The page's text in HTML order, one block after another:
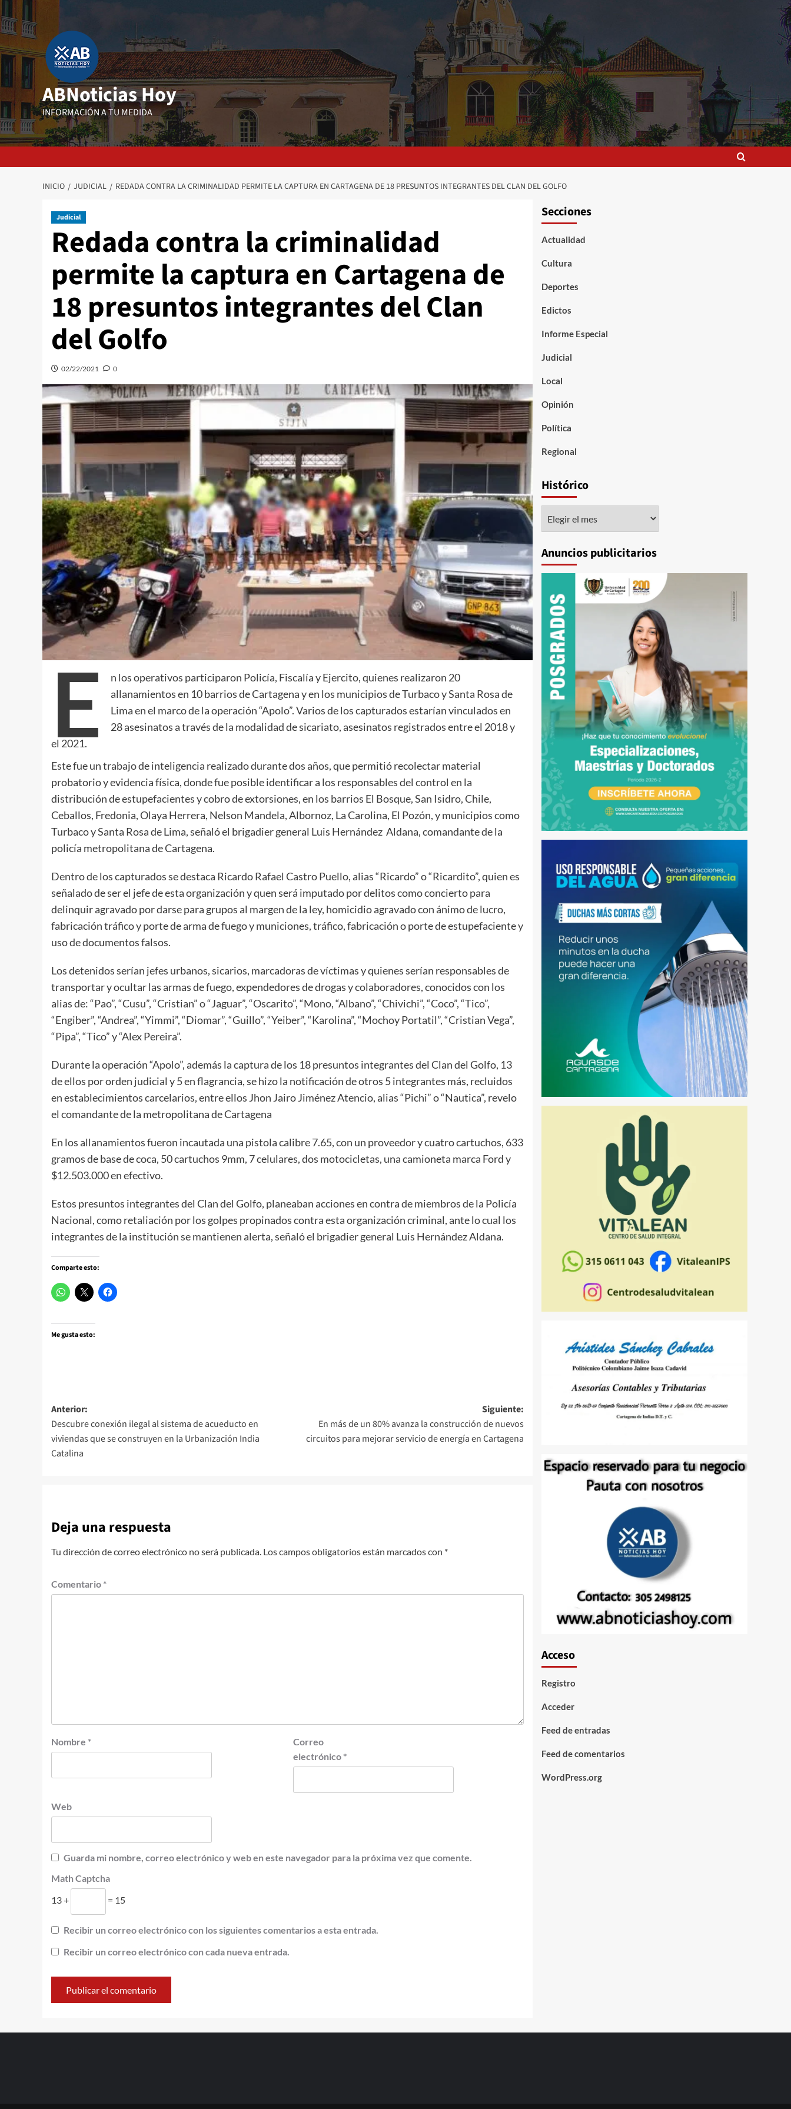
al
contenido
ABNoticias Hoy
INFORMACIÓN A TU MEDIDA
INICIO JUDICIAL REDADA CONTRA LA CRIMINALIDAD PERMITE LA CAPTURA EN CARTAGENA DE 18 PRESUNTOS INTEGRANTES DEL CLAN DEL GOLFO
Judicial
Redada contra la criminalidad
permite la captura en Cartagena de
18 presuntos integrantes del Clan
del Golfo
02/22/2021 0
E
n los operativos participaron Policía, Fiscalía y Ejercito, quienes realizaron 20
allanamientos en 10 barrios de Cartagena y en los municipios de Turbaco y Santa Rosa de
Lima en el marco de la operación “Apolo”. Varios de los capturados estarían vinculados en
28 asesinatos a través de la modalidad de sicariato, asesinatos registrados entre el 2018 y
el 2021.
Este fue un trabajo de inteligencia realizado durante dos años, que permitió recolectar material
probatorio y evidencia física, donde fue posible identificar a los responsables del control en la
distribución de estupefacientes y cobro de extorsiones, en los barrios El Bosque, San Isidro, Chile,
Ceballos, Fredonia, Olaya Herrera, Nelson Mandela, Albornoz, La Carolina, El Pozón, y municipios como
Turbaco y Santa Rosa de Lima, señaló el brigadier general Luis Hernández Aldana, comandante de la
policía metropolitana de Cartagena.
Dentro de los capturados se destaca Ricardo Rafael Castro Puello, alias “Ricardo” o “Ricardito”, quien es
señalado de ser el jefe de esta organización y quen será imputado por delitos como concierto para
delinquir agravado por darse para grupos al margen de la ley, homicidio agravado con ánimo de lucro,
fabricación tráfico y porte de arma de fuego y municiones, tráfico, fabricación o porte de estupefaciente y
uso de documentos falsos.
Los detenidos serían jefes urbanos, sicarios, marcadoras de víctimas y quienes serían responsables de
transportar y ocultar las armas de fuego, expendedores de drogas y colaboradores, conocidos con los
alias de: “Pao”, “Cusu”, “Cristian” o “Jaguar”, “Oscarito”, “Mono, “Albano”, “Chivichi”, “Coco”, “Tico”,
“Engiber”, “Andrea”, “Yimmi”, “Diomar”, “Guillo”, “Yeiber”, “Karolina”, “Mochoy Portatil”, “Cristian Vega”,
“Pipa”, “Tico” y “Alex Pereira”.
Durante la operación “Apolo”, además la captura de los 18 presuntos integrantes del Clan del Golfo, 13
de ellos por orden judicial y 5 en flagrancia, se hizo la notificación de otros 5 integrantes más, recluidos
en establecimientos carcelarios, entre ellos Jhon Jairo Jiménez Atencio, alias “Pichi” o “Nautica”, revelo
el comandante de la metropolitana de Cartagena
En los allanamientos fueron incautada una pistola calibre 7.65, con un proveedor y cuatro cartuchos, 633
gramos de base de coca, 50 cartuchos 9mm, 7 celulares, dos motocicletas, una camioneta marca Ford y
$12.503.000 en efectivo.
Estos presuntos integrantes del Clan del Golfo, planeaban acciones en contra de miembros de la Policía
Nacional, como retaliación por los golpes propinados contra esta organización criminal, ante lo cual los
integrantes de la institución se mantienen alerta, señaló el brigadier general Luis Hernández Aldana.
Comparte esto:
Me gusta esto:
Navegación
de
entradas
Anterior:
Descubre conexión ilegal al sistema de acueducto en
viviendas que se construyen en la Urbanización India
Catalina
Siguiente:
En más de un 80% avanza la construcción de nuevos
circuitos para mejorar servicio de energía en Cartagena
Deja una respuesta
Tu dirección de correo electrónico no será publicada. Los campos obligatorios están marcados con *
Comentario *
Nombre *
Correo
electrónico *
Web
Guarda mi nombre, correo electrónico y web en este navegador para la próxima vez que comente.
Math Captcha
13 +
= 15
Recibir un correo electrónico con los siguientes comentarios a esta entrada.
Recibir un correo electrónico con cada nueva entrada.
Secciones
Actualidad
Cultura
Deportes
Edictos
Informe Especial
Judicial
Local
Opinión
Política
Regional
Histórico
Anuncios publicitarios
Acceso
Registro
Acceder
Feed de entradas
Feed de comentarios
WordPress.org